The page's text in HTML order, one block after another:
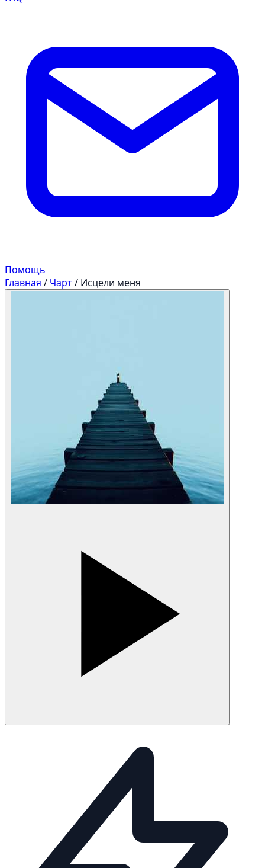
Помощь
Главная / Чарт/ Исцели меня